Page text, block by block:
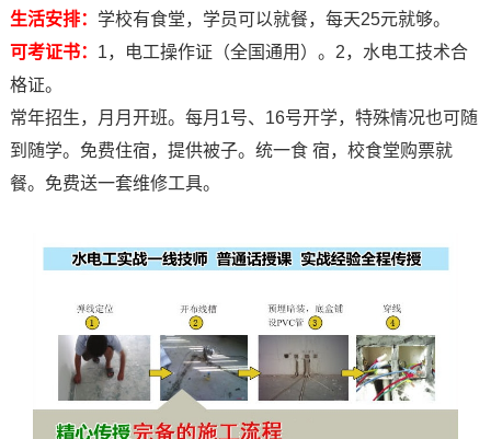
生活安排： 学校有食堂，学员可以就餐，每天25元就够。
可考证书： 1，电工操作证（全国通用）。2，水电工技术合
格证。
常年招生，月月开班。每月1号、16号开学，特殊情况也可随
到随学。免费住宿，提供被子。统一食 宿，校食堂购票就
餐。免费送一套维修工具。